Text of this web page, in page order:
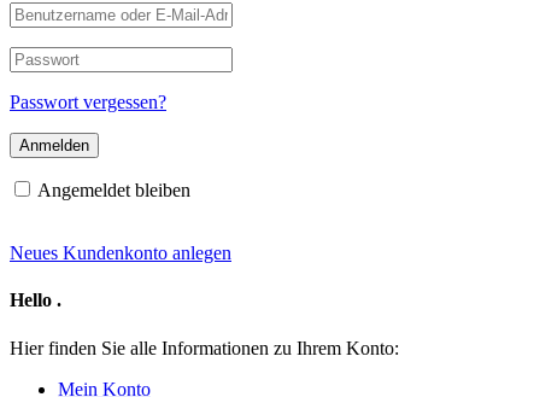
Benutzername
oder
E-
Mail-
Adresse
Passwort
Passwort vergessen?
Angemeldet bleiben
Neues Kundenkonto anlegen
Hello .
Hier finden Sie alle Informationen zu Ihrem Konto:
Mein Konto